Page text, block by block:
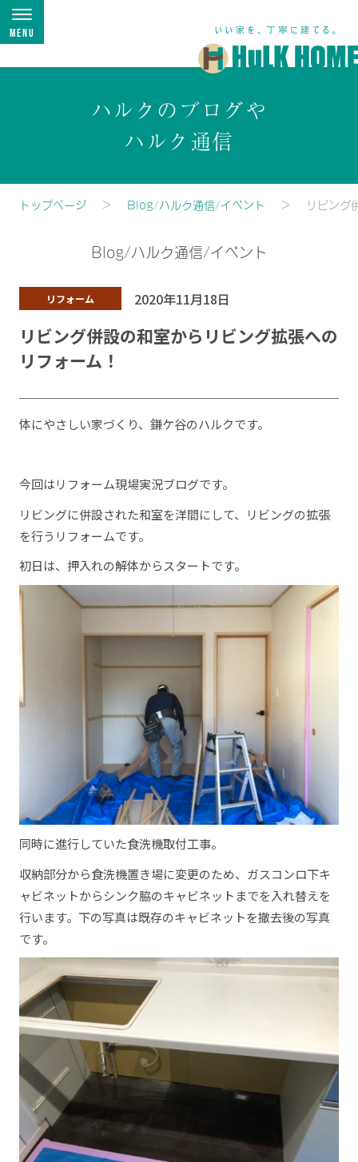
Menu
ハルクのブログや
ハルク通信
トップページ Blog/ハルク通信/イベント リビング
Blog/ハルク通信/イベント
リフォーム 2020年11月18日
リビング併設の和室からリビング拡張への
リフォーム！
体にやさしい家づくり、鎌ケ谷のハルクです。
今回はリフォーム現場実況ブログです。
リビングに併設された和室を洋間にして、リビングの拡張
を行うリフォームです。
初日は、押入れの解体からスタートです。
同時に進行していた食洗機取付工事。
収納部分から食洗機置き場に変更のため、ガスコンロ下キ
ャビネットからシンク脇のキャビネットまでを入れ替えを
行います。下の写真は既存のキャビネットを撤去後の写真
です。